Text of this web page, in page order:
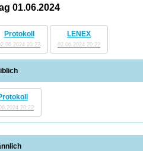
01.06.2024
Protokoll
20:22
LENEX
02.06.2024 20:22
20:22